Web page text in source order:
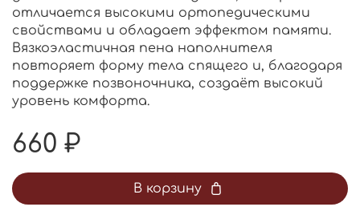
отличается высокими ортопедическими
свойствами и обладает эффектом памяти.
Вязкоэластичная пена наполнителя
повторяет форму тела спящего и, благодаря
поддержке позвоночника, создаёт высокий
уровень комфорта.
660 ₽
В корзину